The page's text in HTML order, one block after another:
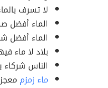
لا تسرف
الماء أفضل
الماء أفضل
بلاد لا ماء
الناس شركاء
ماء زمزم